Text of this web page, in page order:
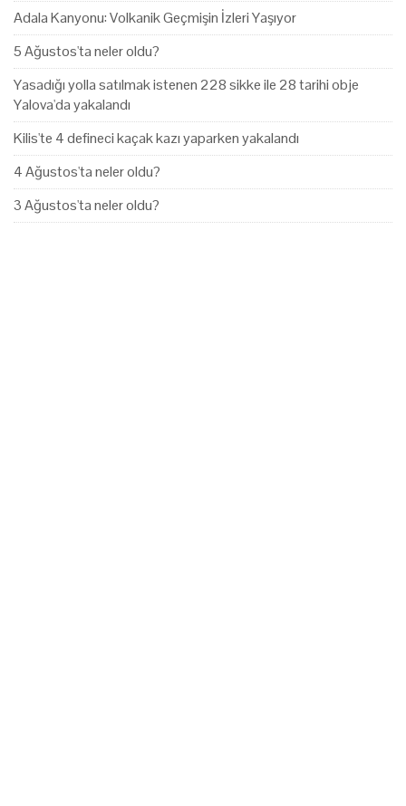
Adala Kanyonu: Volkanik Geçmişin İzleri Yaşıyor
5 Ağustos'ta neler oldu?
Yasadığı yolla satılmak istenen 228 sikke ile 28 tarihi obje
Yalova'da yakalandı
Kilis'te 4 defineci kaçak kazı yaparken yakalandı
4 Ağustos'ta neler oldu?
3 Ağustos'ta neler oldu?